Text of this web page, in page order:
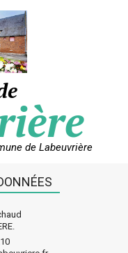
de Labeuvrière